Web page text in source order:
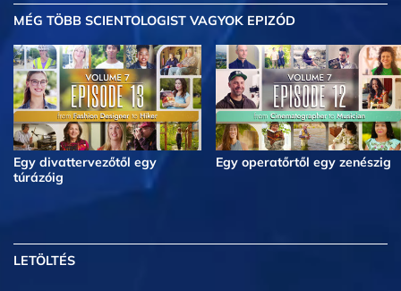
MÉG TÖBB SCIENTOLOGIST VAGYOK EPIZÓD
Egy divattervezőtől egy
túrázóig
Egy operatőrtől egy zenészig
LETÖLTÉS